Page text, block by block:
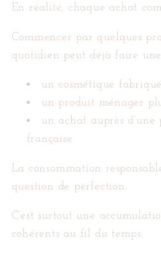
En réalité, chaque achat
Commencer par quelques
quotidien peut déjà faire
un cosmétique
un produit ménager
un achat auprès
française
La consommation
question de perfection.
C’est surtout une
cohérents au fil du temps.